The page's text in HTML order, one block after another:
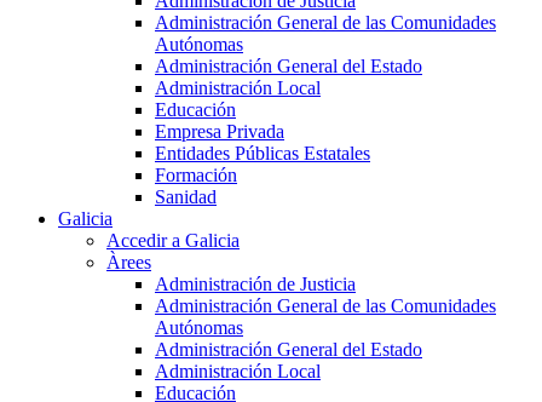
Administración General de las Comunidades
Autónomas
Administración General del Estado
Administración Local
Educación
Empresa Privada
Entidades Públicas Estatales
Formación
Sanidad
Galicia
Accedir a Galicia
Àrees
Administración de Justicia
Administración General de las Comunidades
Autónomas
Administración General del Estado
Administración Local
Educación